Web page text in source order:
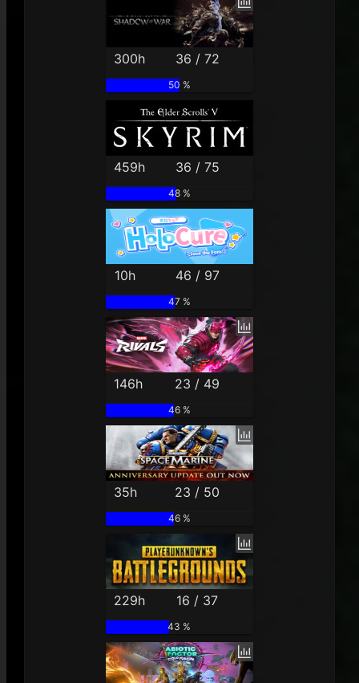
300h 36 / 72
50 %
459h 36 / 75
48 %
10h 46 / 97
47 %
146h 23 / 49
46 %
35h 23 / 50
46 %
229h 16 / 37
43 %